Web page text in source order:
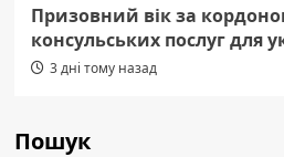
Призовний вік за
консульських послуг для
3 дні тому назад
Пошук